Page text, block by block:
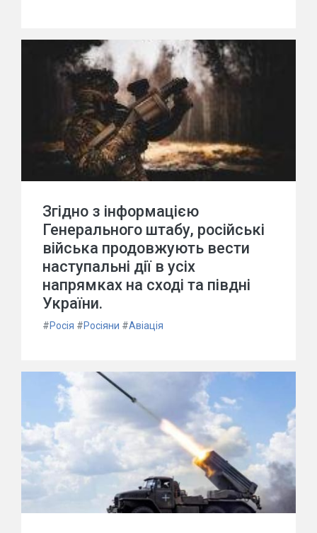
Згідно з інформацією
Генерального штабу, російські
війська продовжують вести
наступальні дії в усіх
напрямках на сході та півдні
України.
#Росія #Росіяни #Авіація